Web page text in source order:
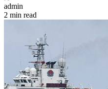
admin
2 min read